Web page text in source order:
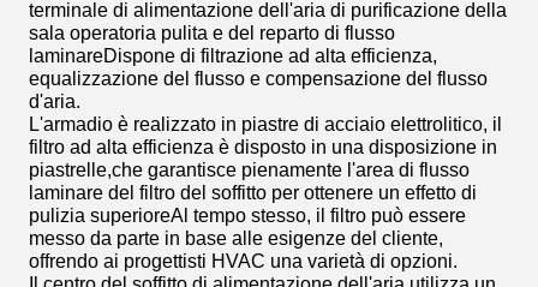
terminale di alimentazione dell'aria di purificazione della
sala operatoria pulita e del reparto di flusso
laminareDispone di filtrazione ad alta efficienza,
equalizzazione del flusso e compensazione del flusso
d'aria.
L'armadio è realizzato in piastre di acciaio elettrolitico, il
filtro ad alta efficienza è disposto in una disposizione in
piastrelle,che garantisce pienamente l'area di flusso
laminare del filtro del soffitto per ottenere un effetto di
pulizia superioreAl tempo stesso, il filtro può essere
messo da parte in base alle esigenze del cliente,
offrendo ai progettisti HVAC una varietà di opzioni.